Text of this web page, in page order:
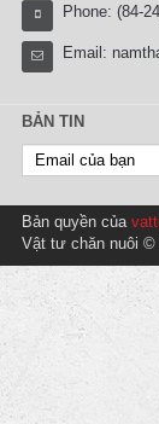
Phone: (84-
Email:
BẢN TIN
Bản quyền của
Vật tư chăn nuôi ©